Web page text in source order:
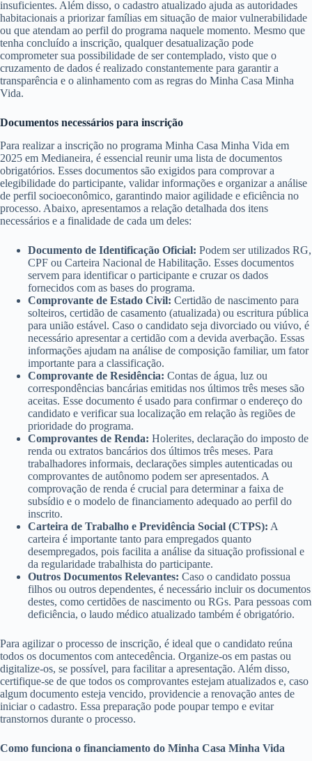
insuficientes. Além disso, o cadastro atualizado ajuda as autoridades
habitacionais a priorizar famílias em situação de maior vulnerabilidade
ou que atendam ao perfil do programa naquele momento. Mesmo que
tenha concluído a inscrição, qualquer desatualização pode
comprometer sua possibilidade de ser contemplado, visto que o
cruzamento de dados é realizado constantemente para garantir a
transparência e o alinhamento com as regras do Minha Casa Minha
Vida.
Documentos necessários para inscrição
Para realizar a inscrição no programa Minha Casa Minha Vida em
2025 em Medianeira, é essencial reunir uma lista de documentos
obrigatórios. Esses documentos são exigidos para comprovar a
elegibilidade do participante, validar informações e organizar a análise
de perfil socioeconômico, garantindo maior agilidade e eficiência no
processo. Abaixo, apresentamos a relação detalhada dos itens
necessários e a finalidade de cada um deles:
Documento de Identificação Oficial: Podem ser utilizados RG,
CPF ou Carteira Nacional de Habilitação. Esses documentos
servem para identificar o participante e cruzar os dados
fornecidos com as bases do programa.
Comprovante de Estado Civil: Certidão de nascimento para
solteiros, certidão de casamento (atualizada) ou escritura pública
para união estável. Caso o candidato seja divorciado ou viúvo, é
necessário apresentar a certidão com a devida averbação. Essas
informações ajudam na análise de composição familiar, um fator
importante para a classificação.
Comprovante de Residência: Contas de água, luz ou
correspondências bancárias emitidas nos últimos três meses são
aceitas. Esse documento é usado para confirmar o endereço do
candidato e verificar sua localização em relação às regiões de
prioridade do programa.
Comprovantes de Renda: Holerites, declaração do imposto de
renda ou extratos bancários dos últimos três meses. Para
trabalhadores informais, declarações simples autenticadas ou
comprovantes de autônomo podem ser apresentados. A
comprovação de renda é crucial para determinar a faixa de
subsídio e o modelo de financiamento adequado ao perfil do
inscrito.
Carteira de Trabalho e Previdência Social (CTPS): A
carteira é importante tanto para empregados quanto
desempregados, pois facilita a análise da situação profissional e
da regularidade trabalhista do participante.
Outros Documentos Relevantes: Caso o candidato possua
filhos ou outros dependentes, é necessário incluir os documentos
destes, como certidões de nascimento ou RGs. Para pessoas com
deficiência, o laudo médico atualizado também é obrigatório.
Para agilizar o processo de inscrição, é ideal que o candidato reúna
todos os documentos com antecedência. Organize-os em pastas ou
digitalize-os, se possível, para facilitar a apresentação. Além disso,
certifique-se de que todos os comprovantes estejam atualizados e, caso
algum documento esteja vencido, providencie a renovação antes de
iniciar o cadastro. Essa preparação pode poupar tempo e evitar
transtornos durante o processo.
Como funciona o financiamento do Minha Casa Minha Vida